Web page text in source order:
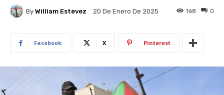
By William Estevez 20 De Enero De 2025 0
168
Facebook X Pinterest